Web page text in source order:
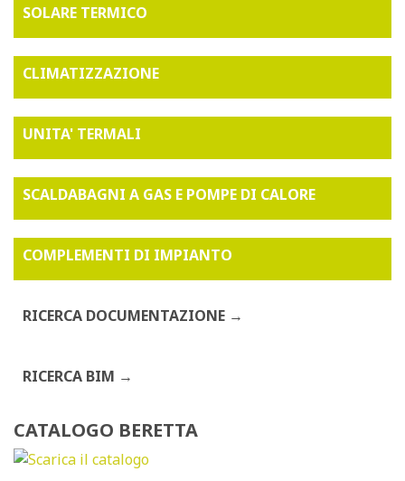
SOLARE TERMICO
CLIMATIZZAZIONE
UNITA' TERMALI
SCALDABAGNI A GAS E POMPE DI CALORE
COMPLEMENTI DI IMPIANTO
RICERCA DOCUMENTAZIONE
RICERCA BIM
CATALOGO BERETTA